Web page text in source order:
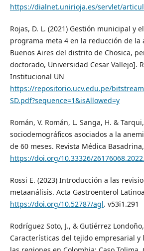
https://dialnet.unirioja.es/servlet/
Rojas, D. L. (2021) Gestión municipal y
programa meta 4 en la reducción de la
Buenos Aires del distrito de Chosica,
doctorado, Universidad Cesar Vallejo].
Institucional UN
https://repositorio.ucv.edu.pe/
SD.pdf?sequence=1&isAllowed=y
Román, V. Román, L. Sanga, H. &
sociodemográficos asociados a la
de 60 meses. Revista Médica
https://doi.org/10.33326/
Rossi E. (2023) Introducción a las
metaanálisis. Acta Gastroenterol
https://doi.org/10.52787/agl. v53i1.291
Rodríguez Soto, J., & Gutiérrez
Características del tejido empresarial y